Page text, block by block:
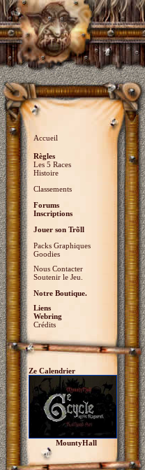
Accueil
Règles
Les 5 Races
Histoire
Classements
Forums
Inscriptions
Jouer son Trõll
Packs Graphiques
Goodies
Nous Contacter
Soutenir le Jeu.
Notre Boutique.
Liens
Webring
Crédits
Ze Calendrier
MountyHall